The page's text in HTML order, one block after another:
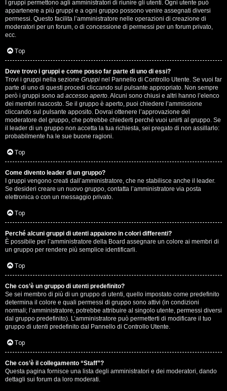
I gruppi permettono agli amministratori di riunire gli utenti. Ogni utente può
appartenere a più gruppi e a ogni gruppo possono venire assegnati diversi
permessi. Questo facilita l’amministratore nelle operazioni di creazione di
moderatori per un forum, o di concessione di permessi per un forum privato,
ecc.
Top
Dove trovo i gruppi e come posso far parte di uno di essi?
Trovi i gruppi nella sezione Gruppi nel Pannello di Controllo Utente. Se vuoi far
parte di uno di questi procedi cliccando sul pulsante appropriato. Non sempre
però i gruppi sono ad accesso aperto. Alcuni sono chiusi e altri hanno l’elenco
dei membri nascosto. Se il gruppo è aperto, puoi chiedere l’ammissione
cliccando sul pulsante apposito. Dovrai ottenere l’approvazione del
moderatore del gruppo, che potrebbe chiederti perché vuoi unirti al gruppo. Se
il leader di un gruppo non accetta la tua richiesta, sei pregato di non assillarlo:
probabilmente ha le sue buone ragioni.
Top
Come divento leader di un gruppo?
I gruppi vengono creati dall’amministratore, che ne stabilisce anche il leader.
Se desideri creare un nuovo gruppo, contatta l’amministratore via posta
elettronica o con un messaggio privato.
Top
Perché alcuni gruppi di utenti appaiono in colori differenti?
È possibile per l’amministratore della Board assegnare un colore ai membri di
un gruppo per rendere più semplice identificarli.
Top
Che cos’è un gruppo di utenti predefinito?
Se sei membro di più di un gruppo di utenti, quello impostato come predefinito
determina il colore e quali permessi di gruppo sono attivi (in condizioni
normali; l’amministratore, potrebbe attribuire al singolo utente, permessi diversi
dal gruppo predefinito). L’amministratore può permetterti di modificare il tuo
gruppo di utenti predefinito dal Pannello di Controllo Utente.
Top
Che cos’è il collegamento “Staff”?
Questa pagina fornisce una lista degli amministratori e dei moderatori, dando
dettagli sui forum da loro moderati.
s
i
c
a
l
i
.
.
.
D
i
t
u
t
t
o
u
n
p
ò